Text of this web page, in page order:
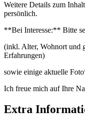
Weitere Details zum
persönlich.
**Bei Interesse:** Bitte
(inkl. Alter, Wohnort und
Erfahrungen)
sowie einige aktuelle
Ich freue mich auf Ihre
Extra